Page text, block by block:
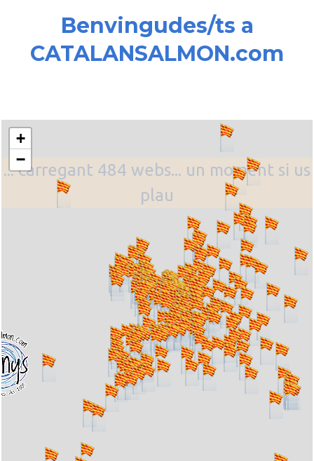
Benvingudes/ts a
CATALANSALMON.com
... carregant 484 webs... un moment si us
plau
+
−